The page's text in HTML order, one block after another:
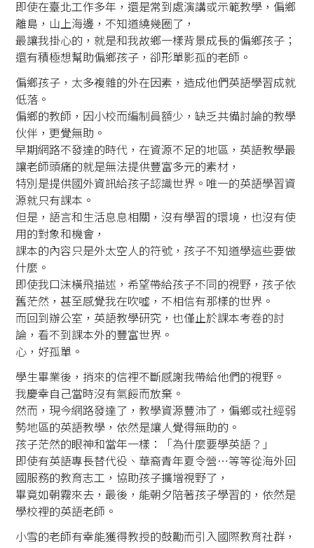
即使在臺北工作多年，還是常到處演講或示範教學，偏鄉
離島，山上海邊，不知道繞幾圈了，
最讓我掛心的，就是和我故鄉一樣背景成長的偏鄉孩子；
還有積極想幫助偏鄉孩子，卻形單影孤的老師。
偏鄉孩子，太多複雜的外在因素，造成他們英語學習成就
低落。
偏鄉的教師，因小校而編制員額少，缺乏共備討論的教學
伙伴，更覺無助。
早期網路不發達的時代，在資源不足的地區，英語教學最
讓老師頭痛的就是無法提供豐富多元的素材，
特別是提供國外資訊給孩子認識世界。唯一的英語學習資
源就只有課本。
但是，語言和生活息息相關，沒有學習的環境，也沒有使
用的對象和機會，
課本的內容只是外太空人的符號，孩子不知道學這些要做
什麼。
即使我口沫橫飛描述，希望帶給孩子不同的視野，孩子依
舊茫然，甚至感覺我在吹噓，不相信有那樣的世界。
而回到辦公室，英語教學研究，也僅止於課本考卷的討
論，看不到課本外的豐富世界。
心，好孤單。
學生畢業後，捎來的信裡不斷感謝我帶給他們的視野。
我慶幸自己當時沒有氣餒而放棄。
然而，現今網路發達了，教學資源豐沛了，偏鄉或社經弱
勢地區的英語教學，依然是讓人覺得無助的。
孩子茫然的眼神和當年一樣：「為什麼要學英語？」
即使有英語專長替代役、華裔青年夏令營…等等從海外回
國服務的教育志工，協助孩子擴增視野了，
畢竟如朝霧來去，最後，能朝夕陪著孩子學習的，依然是
學校裡的英語老師。
小雪的老師有幸能獲得教授的鼓勵而引入國際教育社群，